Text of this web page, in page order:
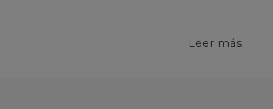
Leer más